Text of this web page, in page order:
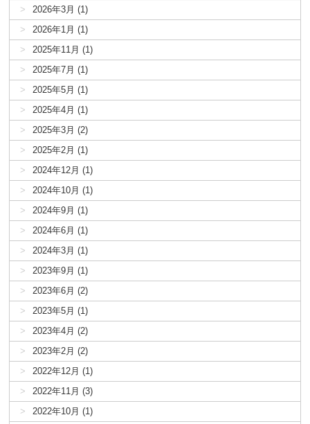
2026年3月 (1)
2026年1月 (1)
2025年11月 (1)
2025年7月 (1)
2025年5月 (1)
2025年4月 (1)
2025年3月 (2)
2025年2月 (1)
2024年12月 (1)
2024年10月 (1)
2024年9月 (1)
2024年6月 (1)
2024年3月 (1)
2023年9月 (1)
2023年6月 (2)
2023年5月 (1)
2023年4月 (2)
2023年2月 (2)
2022年12月 (1)
2022年11月 (3)
2022年10月 (1)